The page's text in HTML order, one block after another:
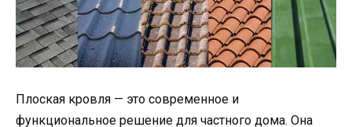
Плоская кровля — это современное и
функциональное решение для частного дома. Она